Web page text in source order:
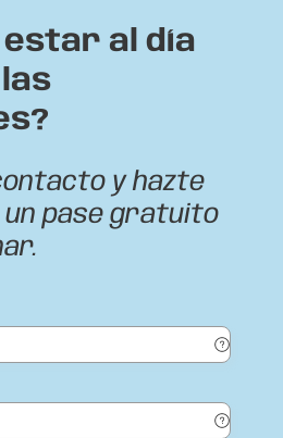
estar al día
y hazte
un pase gratuito